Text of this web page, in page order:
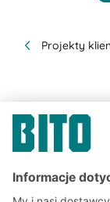
Projekty
Projekty
branży